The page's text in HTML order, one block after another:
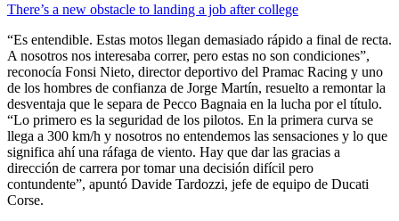
There’s a new obstacle to landing a job after college
“Es entendible. Estas motos llegan demasiado rápido a final de recta.
A nosotros nos interesaba correr, pero estas no son condiciones”,
reconocía Fonsi Nieto, director deportivo del Pramac Racing y uno
de los hombres de confianza de Jorge Martín, resuelto a remontar la
desventaja que le separa de Pecco Bagnaia en la lucha por el título.
“Lo primero es la seguridad de los pilotos. En la primera curva se
llega a 300 km/h y nosotros no entendemos las sensaciones y lo que
significa ahí una ráfaga de viento. Hay que dar las gracias a
dirección de carrera por tomar una decisión difícil pero
contundente”, apuntó Davide Tardozzi, jefe de equipo de Ducati
Corse.